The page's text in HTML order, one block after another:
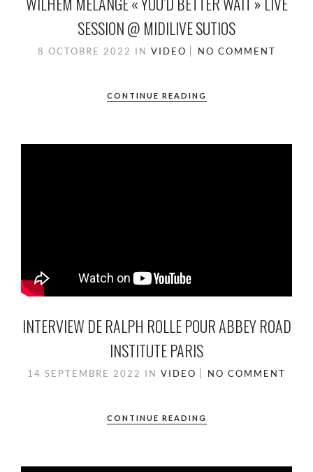
SESSION @ MIDILIVE SUTIOS
8 OCTOBRE 2022 IN VIDEO NO COMMENT
CONTINUE READING
INTERVIEW DE RALPH ROLLE POUR ABBEY ROAD
INSTITUTE PARIS
14 SEPTEMBRE 2022 IN VIDEO NO COMMENT
CONTINUE READING